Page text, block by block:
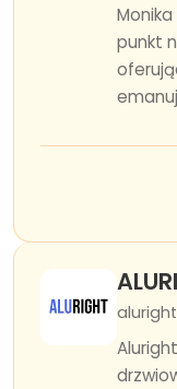
punkt